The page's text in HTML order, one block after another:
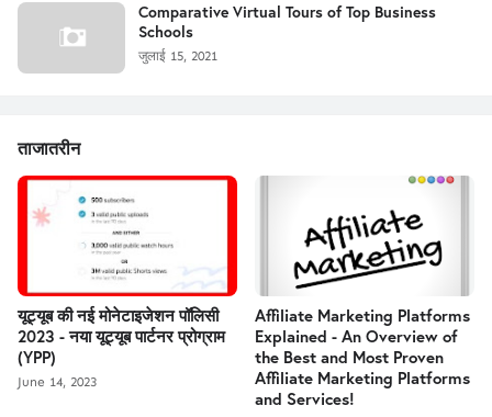
Comparative Virtual Tours of Top Business
Schools
जुलाई 15, 2021
ताजातरीन
यूट्यूब की नई मोनेटाइजेशन पॉलिसी
2023 - नया यूट्यूब पार्टनर प्रोग्राम
(YPP)
June 14, 2023
Affiliate Marketing Platforms
Explained - An Overview of
the Best and Most Proven
Affiliate Marketing Platforms
and Services!